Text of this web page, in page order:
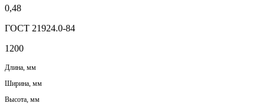
0,48
ГОСТ 21924.0-84
1200
Длина, мм
Ширина, мм
Высота, мм